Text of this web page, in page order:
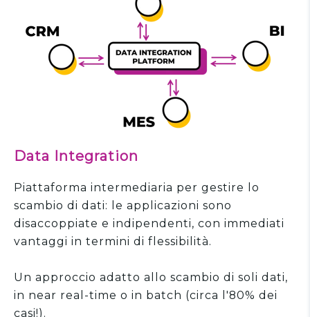
Data Integration
Piattaforma intermediaria per gestire lo
scambio di dati: le applicazioni sono
disaccoppiate e indipendenti, con immediati
vantaggi in termini di flessibilità.
Un approccio adatto allo scambio di soli dati,
in near real-time o in batch (circa l'80% dei
casi!).